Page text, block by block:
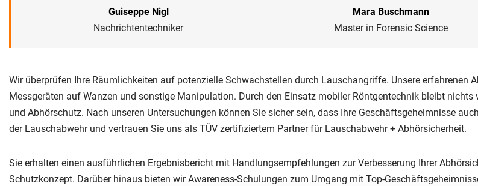
Guiseppe Nigl
Nachrichtentechniker
Mara Buschmann
Master in Forensic Science
Wir überprüfen Ihre Räumlichkeiten auf potenzielle Schwachstellen durch Lauschangriffe. Unsere erfahrenen
Messgeräten auf Wanzen und sonstige Manipulation. Durch den Einsatz mobiler Röntgentechnik bleibt
und Abhörschutz. Nach unseren Untersuchungen können Sie sicher sein, dass Ihre Geschäftsgeheimnisse
der Lauschabwehr und vertrauen Sie uns als TÜV zertifiziertem Partner für Lauschabwehr + Abhörsicherheit.
Sie erhalten einen ausführlichen Ergebnisbericht mit Handlungsempfehlungen zur Verbesserung Ihrer
Schutzkonzept. Darüber hinaus bieten wir Awareness-Schulungen zum Umgang mit Top-